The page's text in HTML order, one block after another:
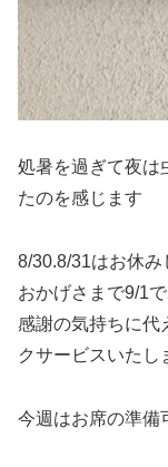
処暑を過ぎて夜は
たのを感じます
8/30.8/31はお休み
おかげさまで9/1
感謝の気持ちに代
クサービスいたし
今週はお席の準備